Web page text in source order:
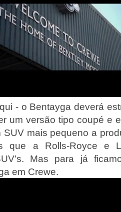
- o Bentayga deverá
um versão tipo coupé e
SUV mais pequeno a
que a Rolls-Royce e
Mas para já
em Crewe.